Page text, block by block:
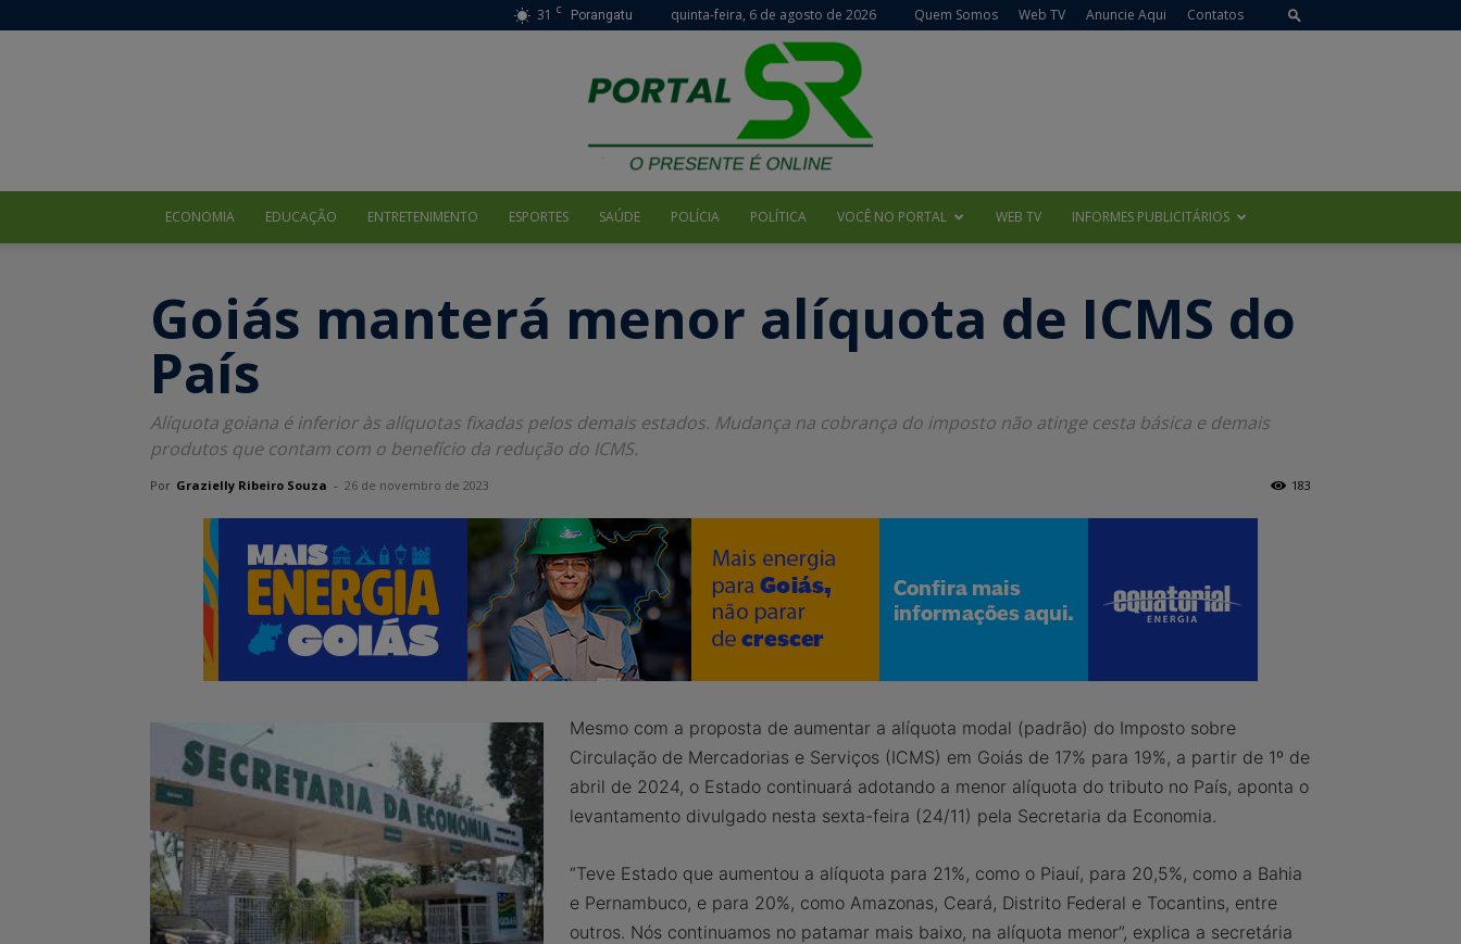
31 C Porangatu quinta-feira, 6 de agosto de 2026 Quem Somos Web TV Anuncie Aqui Contatos
ECONOMIA EDUCAÇÃO ENTRETENIMENTO ESPORTES SAÚDE POLÍCIA POLÍTICA VOCÊ NO PORTAL WEB TV INFORMES PUBLICITÁRIOS
Goiás manterá menor alíquota de ICMS do
País
Alíquota goiana é inferior às alíquotas fixadas pelos demais estados. Mudança na cobrança do imposto não atinge cesta básica e demais
produtos que contam com o benefício da redução do ICMS.
Por Grazielly Ribeiro Souza - 26 de novembro de 2023 183
Mesmo com a proposta de aumentar a alíquota modal (padrão) do Imposto sobre
Circulação de Mercadorias e Serviços (ICMS) em Goiás de 17% para 19%, a partir de 1º de
abril de 2024, o Estado continuará adotando a menor alíquota do tributo no País, aponta o
levantamento divulgado nesta sexta-feira (24/11) pela Secretaria da Economia.
“Teve Estado que aumentou a alíquota para 21%, como o Piauí, para 20,5%, como a Bahia
e Pernambuco, e para 20%, como Amazonas, Ceará, Distrito Federal e Tocantins, entre
outros. Nós continuamos no patamar mais baixo, na alíquota menor”, explica a secretária